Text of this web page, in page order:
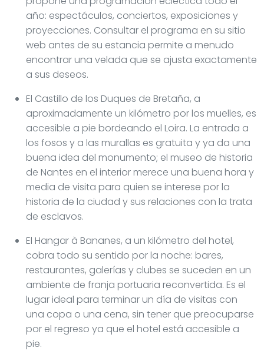
año: espectáculos, conciertos, exposiciones y
proyecciones. Consultar el programa en su sitio
web antes de su estancia permite a menudo
encontrar una velada que se ajusta exactamente
a sus deseos.
El Castillo de los Duques de Bretaña, a
aproximadamente un kilómetro por los muelles, es
accesible a pie bordeando el Loira. La entrada a
los fosos y a las murallas es gratuita y ya da una
buena idea del monumento; el museo de historia
de Nantes en el interior merece una buena hora y
media de visita para quien se interese por la
historia de la ciudad y sus relaciones con la trata
de esclavos.
El Hangar à Bananes, a un kilómetro del hotel,
cobra todo su sentido por la noche: bares,
restaurantes, galerías y clubes se suceden en un
ambiente de franja portuaria reconvertida. Es el
lugar ideal para terminar un día de visitas con
una copa o una cena, sin tener que preocuparse
por el regreso ya que el hotel está accesible a
pie.